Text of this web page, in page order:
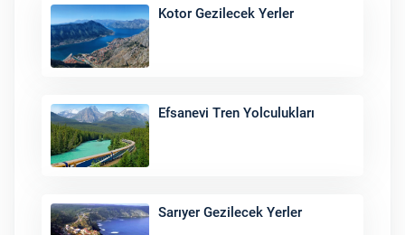
Kotor Gezilecek Yerler
Efsanevi Tren Yolculukları
Sarıyer Gezilecek Yerler